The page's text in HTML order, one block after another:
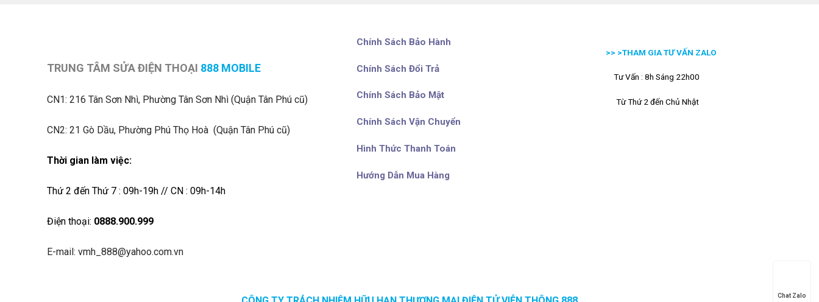
TRUNG TÂM SỬA ĐIỆN THOẠI 888 MOBILE
CN1: 216 Tân Sơn Nhì, Phường Tân Sơn Nhì (Quận Tân Phú cũ)
CN2: 21 Gò Dầu, Phường Phú Thọ Hoà (Quận Tân Phú cũ)
Thời gian làm việc:
Thứ 2 đến Thứ 7 : 09h-19h // CN : 09h-14h
Điện thoại: 0888.900.999
E-mail: vmh_888@yahoo.com.vn
Chính Sách Bảo Hành
Chính Sách Đổi Trả
Chính Sách Bảo Mật
Chính Sách Vận Chuyển
Hình Thức Thanh Toán
Hướng Dẫn Mua Hàng
>> >THAM GIA TƯ VẤN ZALO
Tư Vấn : 8h Sáng 22h00
Từ Thứ 2 đến Chủ Nhật
Chat Zalo